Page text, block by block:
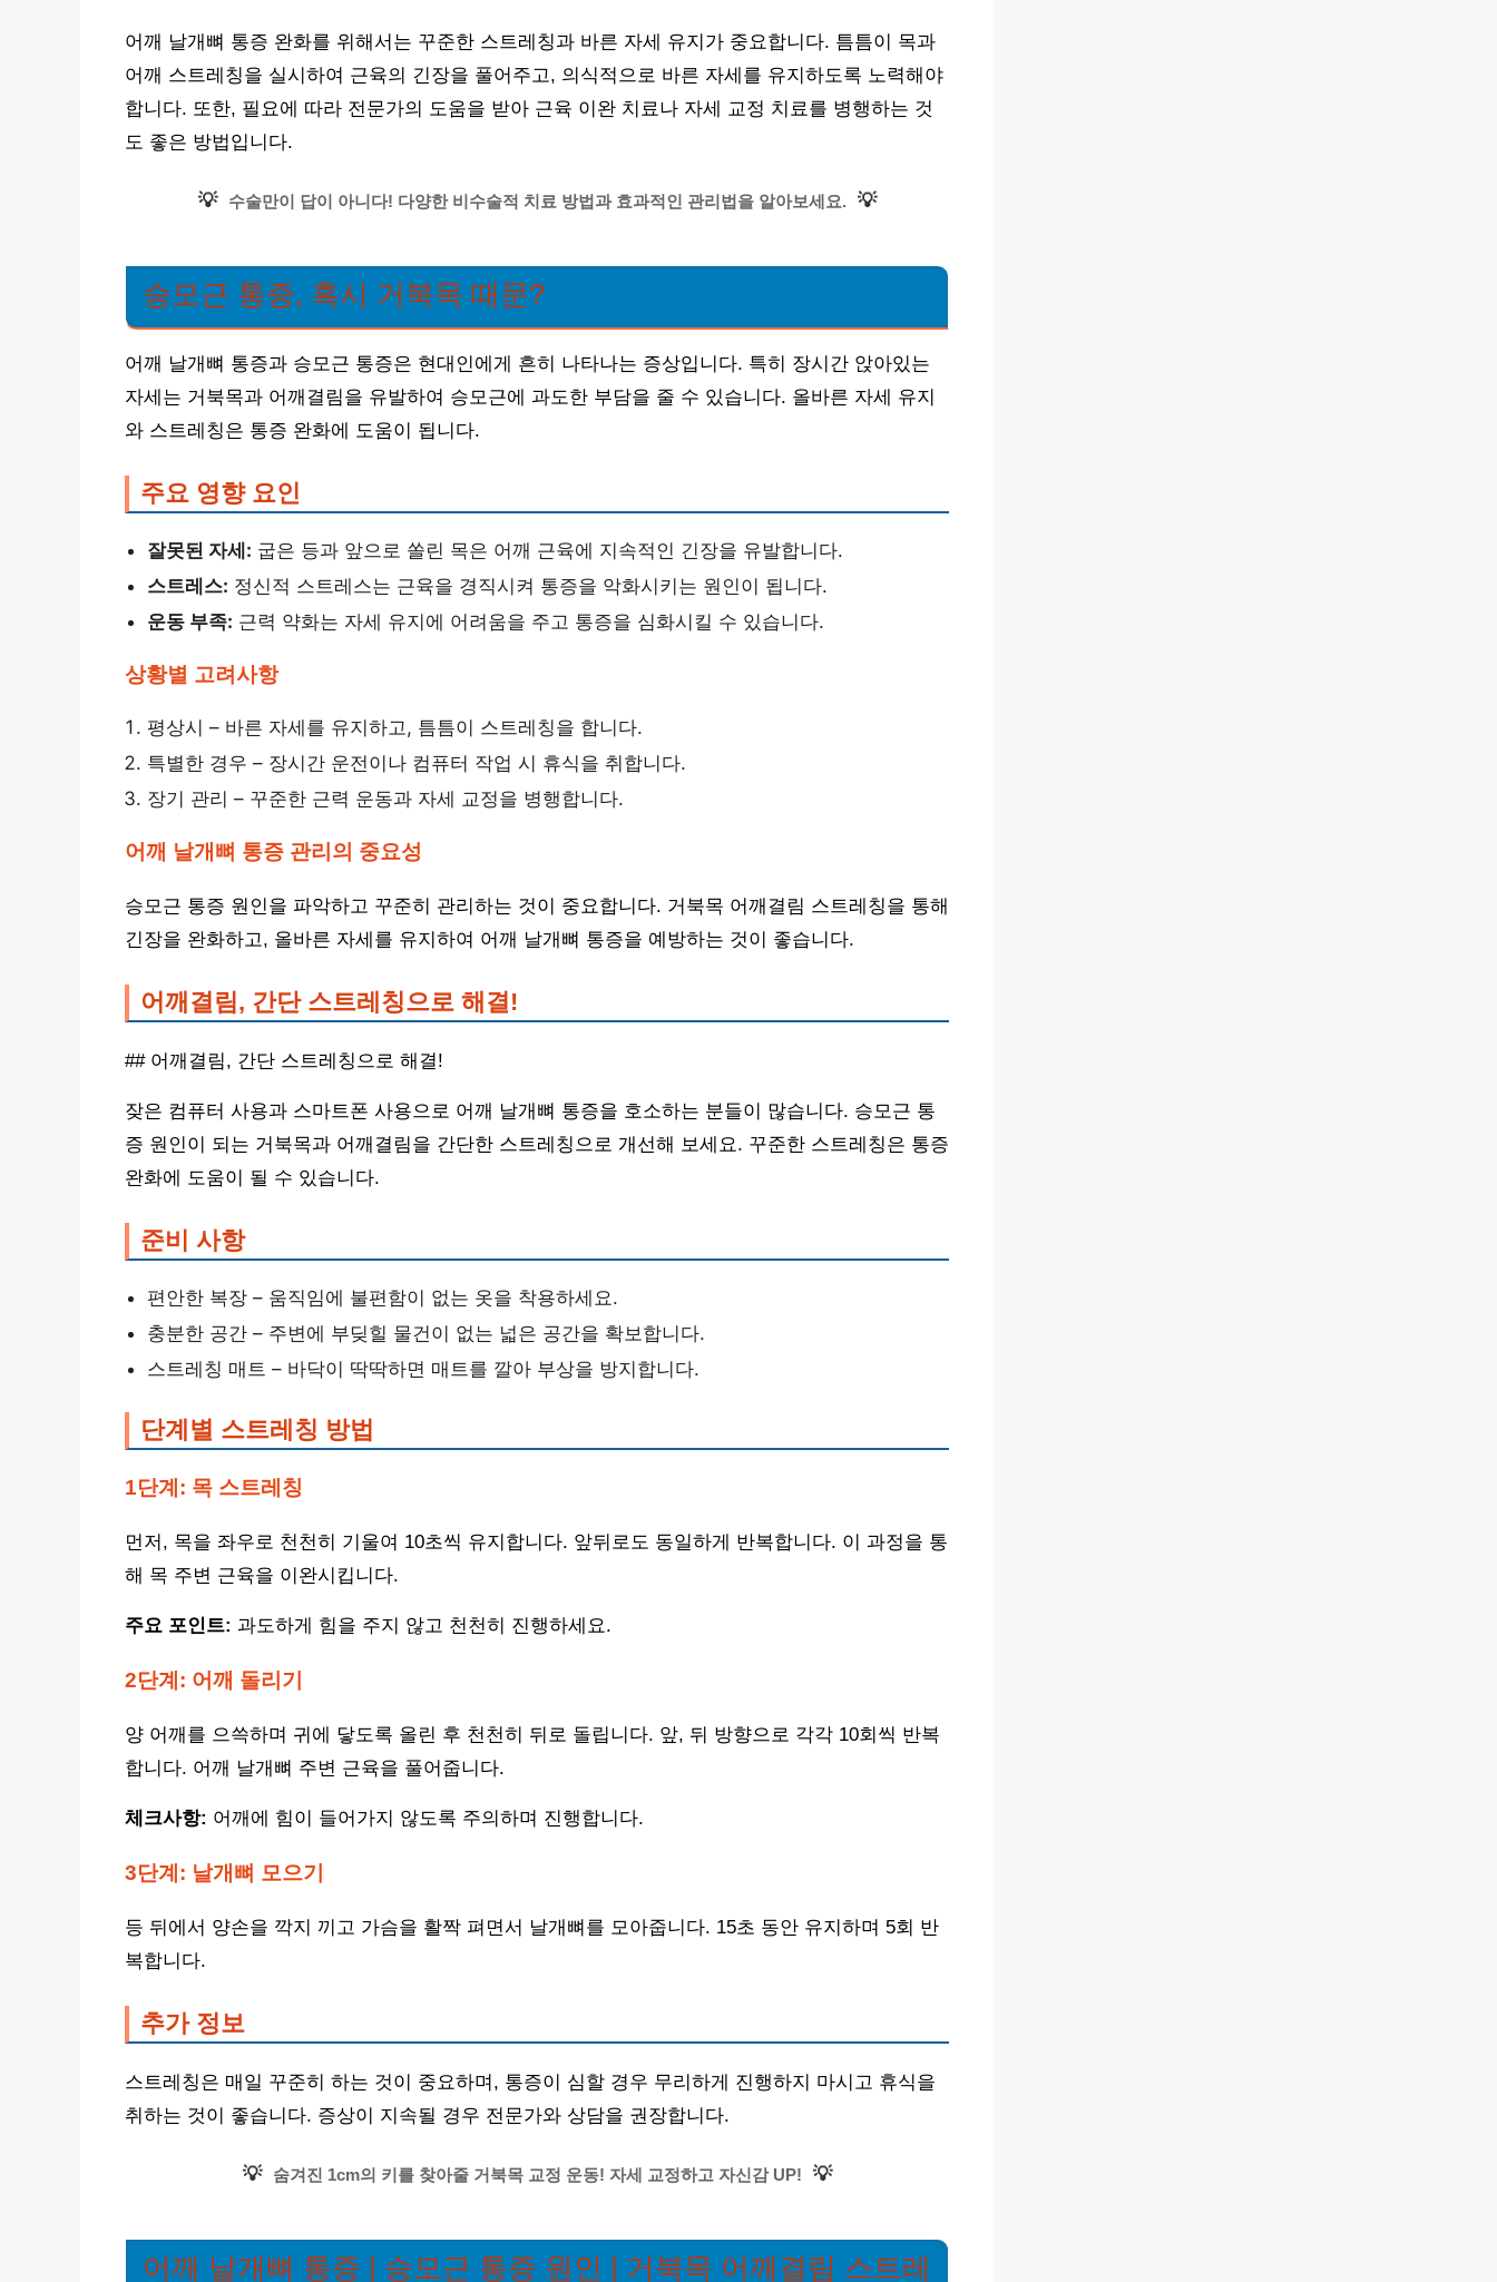
어깨 날개뼈 통증 완화를 위해서는 꾸준한 스트레칭과 바른 자세 유지가 중요합니다. 틈틈이 목과
어깨 스트레칭을 실시하여 근육의 긴장을 풀어주고, 의식적으로 바른 자세를 유지하도록 노력해야
합니다. 또한, 필요에 따라 전문가의 도움을 받아 근육 이완 치료나 자세 교정 치료를 병행하는 것
도 좋은 방법입니다.
💡 수술만이 답이 아니다! 다양한 비수술적 치료 방법과 효과적인 관리법을 알아보세요. 💡
승모근 통증, 혹시 거북목 때문?
어깨 날개뼈 통증과 승모근 통증은 현대인에게 흔히 나타나는 증상입니다. 특히 장시간 앉아있는
자세는 거북목과 어깨결림을 유발하여 승모근에 과도한 부담을 줄 수 있습니다. 올바른 자세 유지
와 스트레칭은 통증 완화에 도움이 됩니다.
주요 영향 요인
잘못된 자세: 굽은 등과 앞으로 쏠린 목은 어깨 근육에 지속적인 긴장을 유발합니다.
스트레스: 정신적 스트레스는 근육을 경직시켜 통증을 악화시키는 원인이 됩니다.
운동 부족: 근력 약화는 자세 유지에 어려움을 주고 통증을 심화시킬 수 있습니다.
상황별 고려사항
평상시 – 바른 자세를 유지하고, 틈틈이 스트레칭을 합니다.
특별한 경우 – 장시간 운전이나 컴퓨터 작업 시 휴식을 취합니다.
장기 관리 – 꾸준한 근력 운동과 자세 교정을 병행합니다.
어깨 날개뼈 통증 관리의 중요성
승모근 통증 원인을 파악하고 꾸준히 관리하는 것이 중요합니다. 거북목 어깨결림 스트레칭을 통해
긴장을 완화하고, 올바른 자세를 유지하여 어깨 날개뼈 통증을 예방하는 것이 좋습니다.
어깨결림, 간단 스트레칭으로 해결!
## 어깨결림, 간단 스트레칭으로 해결!
잦은 컴퓨터 사용과 스마트폰 사용으로 어깨 날개뼈 통증을 호소하는 분들이 많습니다. 승모근 통
증 원인이 되는 거북목과 어깨결림을 간단한 스트레칭으로 개선해 보세요. 꾸준한 스트레칭은 통증
완화에 도움이 될 수 있습니다.
준비 사항
편안한 복장 – 움직임에 불편함이 없는 옷을 착용하세요.
충분한 공간 – 주변에 부딪힐 물건이 없는 넓은 공간을 확보합니다.
스트레칭 매트 – 바닥이 딱딱하면 매트를 깔아 부상을 방지합니다.
단계별 스트레칭 방법
1단계: 목 스트레칭
먼저, 목을 좌우로 천천히 기울여 10초씩 유지합니다. 앞뒤로도 동일하게 반복합니다. 이 과정을 통
해 목 주변 근육을 이완시킵니다.
주요 포인트: 과도하게 힘을 주지 않고 천천히 진행하세요.
2단계: 어깨 돌리기
양 어깨를 으쓱하며 귀에 닿도록 올린 후 천천히 뒤로 돌립니다. 앞, 뒤 방향으로 각각 10회씩 반복
합니다. 어깨 날개뼈 주변 근육을 풀어줍니다.
체크사항: 어깨에 힘이 들어가지 않도록 주의하며 진행합니다.
3단계: 날개뼈 모으기
등 뒤에서 양손을 깍지 끼고 가슴을 활짝 펴면서 날개뼈를 모아줍니다. 15초 동안 유지하며 5회 반
복합니다.
추가 정보
스트레칭은 매일 꾸준히 하는 것이 중요하며, 통증이 심할 경우 무리하게 진행하지 마시고 휴식을
취하는 것이 좋습니다. 증상이 지속될 경우 전문가와 상담을 권장합니다.
💡 숨겨진 1cm의 키를 찾아줄 거북목 교정 운동! 자세 교정하고 자신감 UP! 💡
어깨 날개뼈 통증 | 승모근 통증 원인 | 거북목 어깨결림 스트레